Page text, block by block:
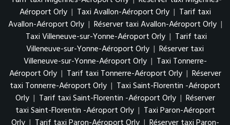
Aéroport Orly | Taxi Avallon-Aéroport Orly | Tarif taxi
Avallon-Aéroport Orly | Réserver taxi Avallon-Aéroport Orly |
Taxi Villeneuve-sur-Yonne-Aéroport Orly | Tarif taxi
Villeneuve-sur-Yonne-Aéroport Orly | Réserver taxi
Villeneuve-sur-Yonne-Aéroport Orly | Taxi Tonnerre-
Aéroport Orly | Tarif taxi Tonnerre-Aéroport Orly | Réserver
taxi Tonnerre-Aéroport Orly | Taxi Saint-Florentin -Aéroport
Orly | Tarif taxi Saint-Florentin -Aéroport Orly | Réserver
taxi Saint-Florentin -Aéroport Orly | Taxi Paron-Aéroport